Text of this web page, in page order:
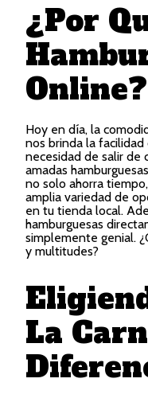
¿Por
Online?
Hoy en día, la
nos brinda la
necesidad de salir de
amadas
no solo ahorra
amplia variedad de
en tu tienda local.
hamburguesas
simplemente genial.
y multitudes?
La